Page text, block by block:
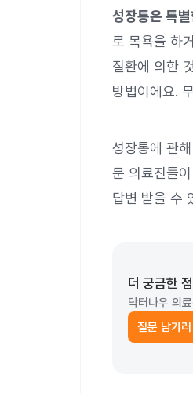
성장통은 특
로 목욕을 하
질환에 의한
방법이에요.
성장통에 관
문 의료진들
답변 받을 수
더 궁금한
닥터나우 의
질문 남기